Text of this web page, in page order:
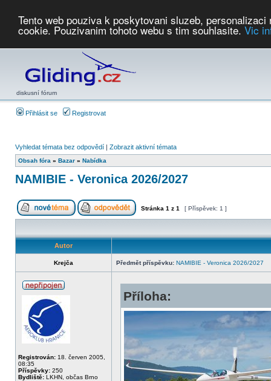
Tento web pouziva k poskytovani sluzeb,
cookie. Pouzivanim tohoto webu s tim souhlasite. Vic
diskusní fórum
Přihlásit se Registrovat
Vyhledat témata bez odpovědí | Zobrazit aktivní témata
Obsah fóra » Bazar » Nabídka
NAMIBIE - Veronica 2026/2027
Stránka 1 z 1 [ Příspěvek: 1 ]
Autor
Krejča Předmět příspěvku: NAMIBIE - Veronica 2026/2027
Registrován: 18. červen 2005,
08:35
Příspěvky: 250
Bydliště: LKHN, občas Brno
Příloha: